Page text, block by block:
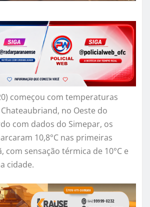
começou com temperaturas
no Oeste do
com dados do Simepar, os
10,8°C nas primeiras
com sensação térmica de 10°C e
cidade.